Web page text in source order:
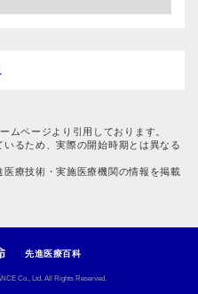
ムページより引用しております。
るため、実際の開始時期とは異なる
療技術・実施医療機関の情報を掲載
先進医療百科
Co., Ltd. All Rights Reserved.